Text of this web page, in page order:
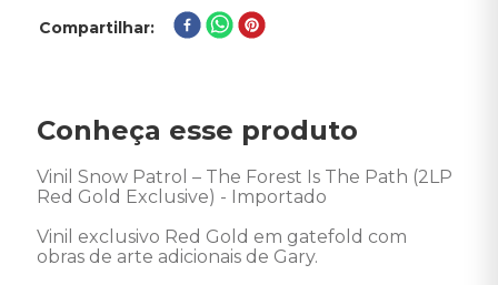
Compartilhar
Conheça esse produto
Vinil Snow Patrol – The Forest Is The Path (2LP
Red Gold Exclusive) - Importado
Vinil exclusivo Red Gold em gatefold com
obras de arte adicionais de Gary.